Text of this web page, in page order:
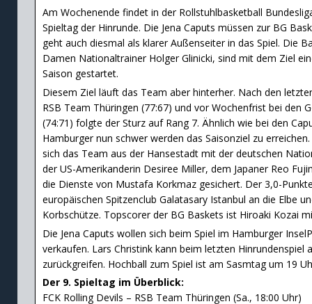
Am Wochenende findet in der Rollstuhlbasketball
Spieltag der Hinrunde. Die Jena Caputs müssen zur BG
geht auch diesmal als klarer Außenseiter in das Spiel. Die
Damen Nationaltrainer Holger Glinicki, sind mit dem Ziel
Saison gestartet.
Diesem Ziel läuft das Team aber hinterher. Nach den
RSB Team Thüringen (77:67) und vor Wochenfrist bei den
(74:71) folgte der Sturz auf Rang 7. Ähnlich wie bei den
Hamburger nun schwer werden das Saisonziel zu
sich das Team aus der Hansestadt mit der deutschen
der US-Amerikanderin Desiree Miller, dem Japaner Reo
die Dienste von Mustafa Korkmaz gesichert. Der 3,0-
europäischen Spitzenclub Galatasary Istanbul an die Elbe
Korbschütze. Topscorer der BG Baskets ist Hiroaki Kozai
Die Jena Caputs wollen sich beim Spiel im Hamburger
verkaufen. Lars Christink kann beim letzten Hinrundenspiel
zurückgreifen. Hochball zum Spiel ist am Sasmtag um 19
Der 9. Spieltag im Überblick:
FCK Rolling Devils – RSB Team Thüringen (Sa., 18:00 Uhr)